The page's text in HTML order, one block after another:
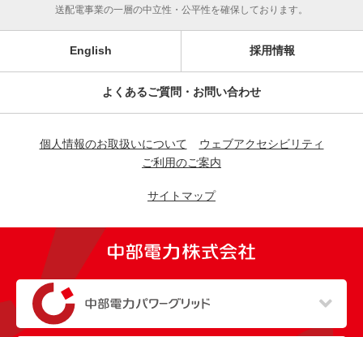
送配電事業の一層の中立性・公平性を確保しております。
English 採用情報
よくあるご質問・お問い合わせ
個人情報のお取扱いについて
ウェブアクセシビリティ
ご利用のご案内
サイトマップ
（新しいウィンドウを開きます）